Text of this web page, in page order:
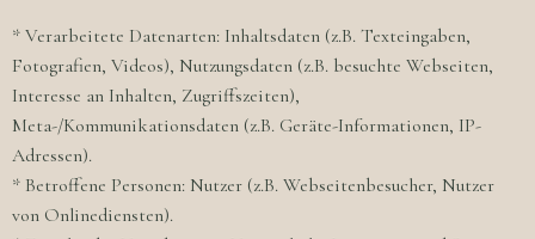
* Verarbeitete Datenarten: Inhaltsdaten (z.B. Texteingaben,
Fotografien, Videos), Nutzungsdaten (z.B. besuchte Webseiten,
Interesse an Inhalten, Zugriffszeiten),
Meta-/Kommunikationsdaten (z.B. Geräte-Informationen, IP-
Adressen).
* Betroffene Personen: Nutzer (z.B. Webseitenbesucher, Nutzer
von Onlinediensten).